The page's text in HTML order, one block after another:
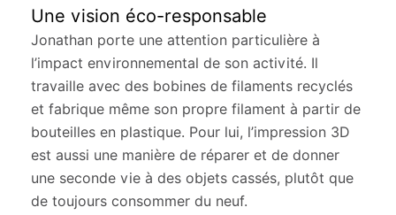
Une vision éco-responsable
Jonathan porte une attention particulière à
l’impact environnemental de son activité. Il
travaille avec des bobines de filaments recyclés
et fabrique même son propre filament à partir de
bouteilles en plastique. Pour lui, l’impression 3D
est aussi une manière de réparer et de donner
une seconde vie à des objets cassés, plutôt que
de toujours consommer du neuf.